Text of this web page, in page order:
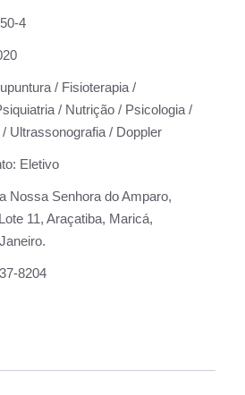
4
/ Fisioterapia /
/ Nutrição / Psicologia /
Ultrassonografia / Doppler
Eletivo
Nossa Senhora do Amparo,
11, Araçatiba, Maricá,
8204